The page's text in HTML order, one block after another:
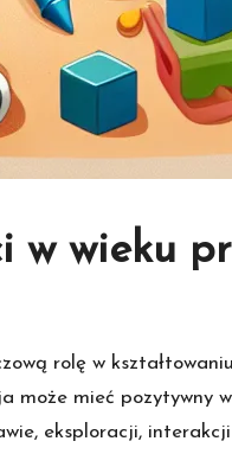
wieku
rolę w
mieć pozytywny
eksploracji,